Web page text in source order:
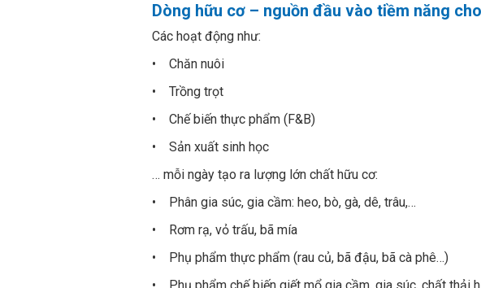
Dòng hữu cơ – nguồn đầu vào tiềm năng
Các hoạt động như:
• Chăn nuôi
• Trồng trọt
• Chế biến thực phẩm (F&B)
• Sản xuất sinh học
… mỗi ngày tạo ra lượng lớn chất hữu cơ:
• Phân gia súc, gia cầm: heo, bò, gà, dê, trâu,…
• Rơm rạ, vỏ trấu, bã mía
• Phụ phẩm thực phẩm (rau củ, bã đậu, bã cà phê…)